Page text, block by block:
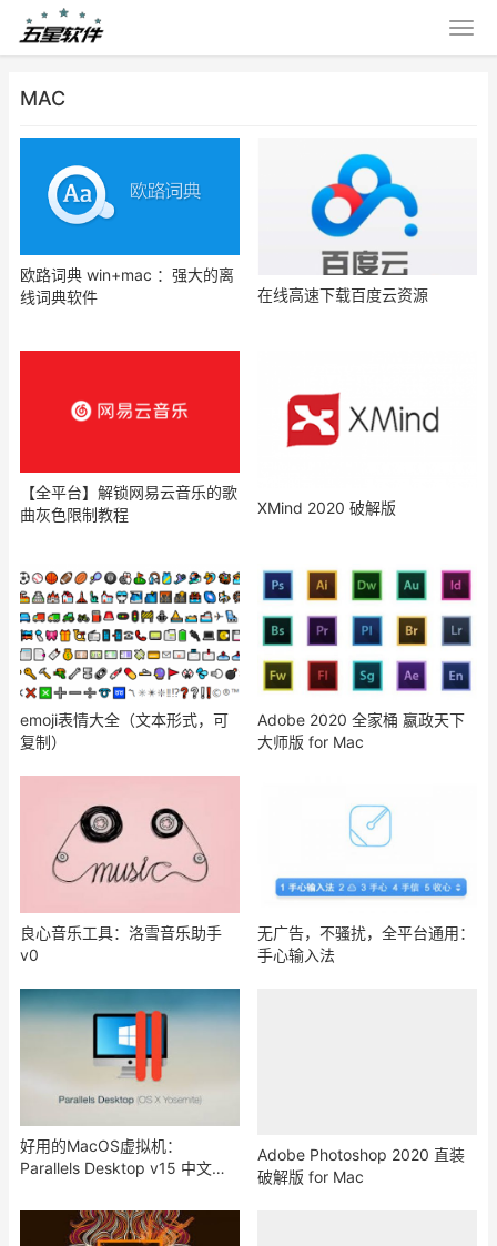
MAC
欧路词典 win+mac ：强大的离
线词典软件
在线高速下载百度云资源
【全平台】解锁网易云音乐的歌
曲灰色限制教程
XMind 2020 破解版
emoji表情大全（文本形式，可
复制）
Adobe 2020 全家桶 嬴政天下
大师版 for Mac
良心音乐工具：洛雪音乐助手
v0
无广告，不骚扰，全平台通用：
手心输入法
好用的MacOS虚拟机：
Parallels Desktop v15 中文破
Adobe Photoshop 2020 直装
破解版 for Mac